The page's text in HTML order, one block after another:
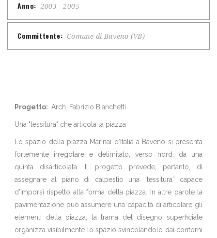
Anno: 2003 - 2005
Committente: Comune di Baveno (VB)
Progetto: Arch. Fabrizio Bianchetti
Una "tessitura" che articola la piazza
Lo spazio della piazza Marinai d’Italia a Baveno si presenta
fortemente irregolare e delimitato, verso nord, da una
quinta disarticolata. Il progetto prevede, pertanto, di
assegnare al piano di calpestio una “tessitura” capace
d’imporsi rispetto alla forma della piazza. In altre parole la
pavimentazione può assumere una capacità di articolare gli
elementi della piazza; la trama del disegno superficiale
organizza visibilmente lo spazio svincolandolo dai contorni